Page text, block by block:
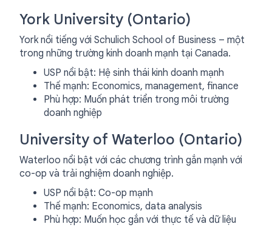
York University (Ontario)
York nổi tiếng với Schulich School of Business – một
trong những trường kinh doanh mạnh tại Canada.
USP nổi bật: Hệ sinh thái kinh doanh mạnh
Thế mạnh: Economics, management, finance
Phù hợp: Muốn phát triển trong môi trường
doanh nghiệp
University of Waterloo (Ontario)
Waterloo nổi bật với các chương trình gắn mạnh với
co-op và trải nghiệm doanh nghiệp.
USP nổi bật: Co-op mạnh
Thế mạnh: Economics, data analysis
Phù hợp: Muốn học gắn với thực tế và dữ liệu